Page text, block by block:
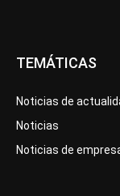
TEMÁTICAS
Noticias de
Noticias
Noticias de